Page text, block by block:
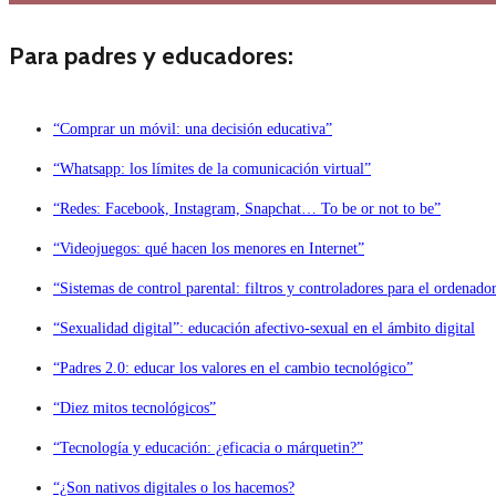
Para padres y educadores:
“Comprar un móvil: una decisión educativa”
“Whatsapp: los límites de la comunicación virtual”
“Redes: Facebook, Instagram, Snapchat… To be or not to be”
“Videojuegos: qué hacen los menores en Internet”
“Sistemas de control parental: filtros y controladores para el
“Sexualidad digital”: educación afectivo-sexual en el ámbito digital
“Padres 2.0: educar los valores en el cambio tecnológico”
“Diez mitos tecnológicos”
“Tecnología y educación: ¿eficacia o márquetin?”
“¿Son nativos digitales o los hacemos?